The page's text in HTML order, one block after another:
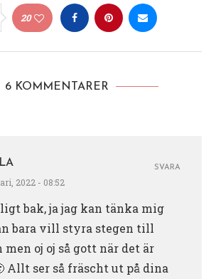
20
6 KOMMENTARER
2022 - 08:52
bak, ja jag kan tänka mig
bara vill styra stegen till
men oj oj så gott när det är
Allt ser så fräscht ut på dina
SVARA